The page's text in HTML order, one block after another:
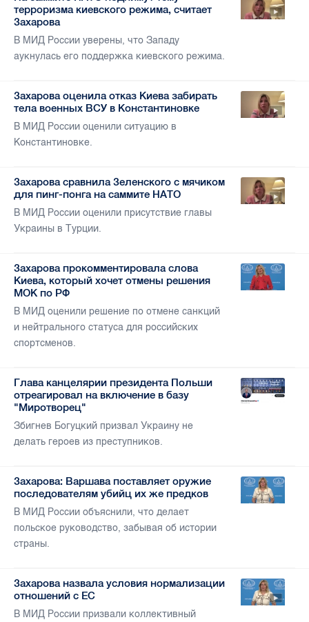
терроризма киевского режима, считает
Захарова
В МИД России уверены, что Западу
аукнулась его поддержка киевского режима.
Захарова оценила отказ Киева забирать
тела военных ВСУ в Константиновке
В МИД России оценили ситуацию в
Константиновке.
Захарова сравнила Зеленского с мячиком
для пинг-понга на саммите НАТО
В МИД России оценили присутствие главы
Украины в Турции.
Захарова прокомментировала слова
Киева, который хочет отмены решения
МОК по РФ
В МИД оценили решение по отмене санкций
и нейтрального статуса для российских
спортсменов.
Глава канцелярии президента Польши
отреагировал на включение в базу
"Миротворец"
Збигнев Богуцкий призвал Украину не
делать героев из преступников.
Захарова: Варшава поставляет оружие
последователям убийц их же предков
В МИД России объяснили, что делает
польское руководство, забывая об истории
страны.
Захарова назвала условия нормализации
отношений с ЕС
В МИД России призвали коллективный